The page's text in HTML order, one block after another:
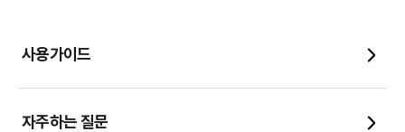
사용가이드
자주하는 질문